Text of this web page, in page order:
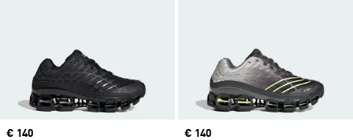
Prix
€ 140
Prix
€ 140